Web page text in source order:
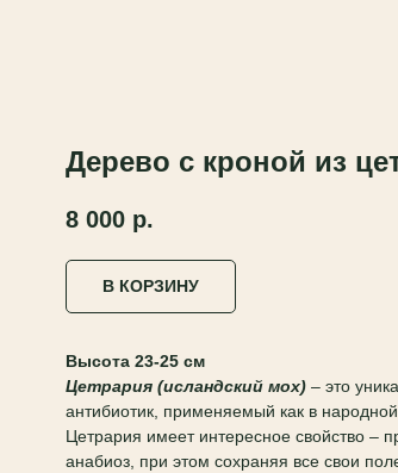
Дерево с кроной из
8 000 р.
В КОРЗИНУ
Высота 23-25 см
Цетрария (исландский мох) – это
антибиотик, применяемый как в
Цетрария имеет интересное свойство –
анабиоз, при этом сохраняя все свои